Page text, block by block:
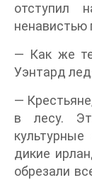
отступил
ненавистью
— Как же
Уэнтард
—
в лесу.
дикие
обрезали